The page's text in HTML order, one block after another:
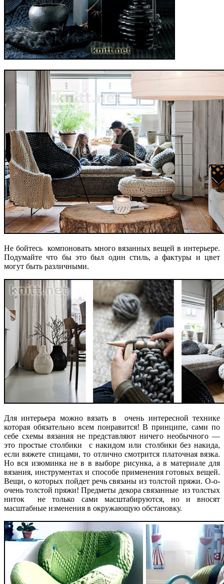
Не бойтесь компоновать много вязанных вещей в интерьере.
Подумайте что бы это был один стиль, а фактуры и цвет
могут быть различными.
Для интерьера можно вязать в очень интересной технике
которая обязательно всем понравится! В принципе, сами по
себе схемы вязания не представляют ничего необычного —
это простые столбики с накидом или столбики без накида,
если вяжете спицами, то отлично смотрится платочная вязка.
Но вся изюминка не в в выборе рисунка, а в материале для
вязания, инструментах и способе применения готовых вещей.
Вещи, о которых пойдет речь связаны из толстой пряжи. О-о-
очень толстой пряжи! Предметы декора связанные из толстых
ниток не только сами масштабируются, но и вносят
масштабные изменения в окружающую обстановку.